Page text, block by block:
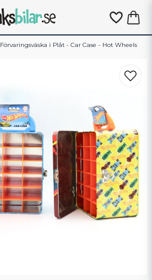
Förvaringsväska i Plåt - Car Case - Hot Wheels